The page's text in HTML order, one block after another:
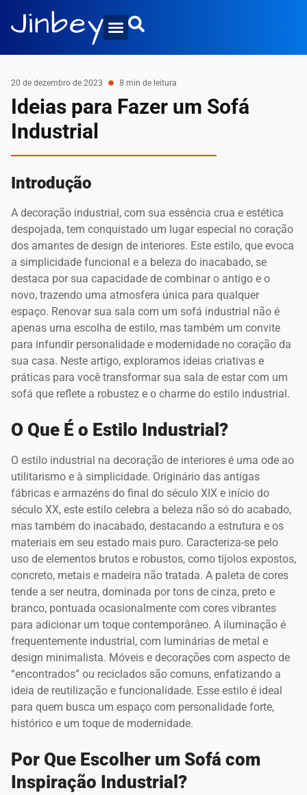
20 de dezembro de 2023 8 min de leitura
Ideias para Fazer um Sofá
Industrial
Introdução
A decoração industrial, com sua essência crua e estética
despojada, tem conquistado um lugar especial no coração
dos amantes de design de interiores. Este estilo, que evoca
a simplicidade funcional e a beleza do inacabado, se
destaca por sua capacidade de combinar o antigo e o
novo, trazendo uma atmosfera única para qualquer
espaço. Renovar sua sala com um sofá industrial não é
apenas uma escolha de estilo, mas também um convite
para infundir personalidade e modernidade no coração da
sua casa. Neste artigo, exploramos ideias criativas e
práticas para você transformar sua sala de estar com um
sofá que reflete a robustez e o charme do estilo industrial.
O Que É o Estilo Industrial?
O estilo industrial na decoração de interiores é uma ode ao
utilitarismo e à simplicidade. Originário das antigas
fábricas e armazéns do final do século XIX e início do
século XX, este estilo celebra a beleza não só do acabado,
mas também do inacabado, destacando a estrutura e os
materiais em seu estado mais puro. Caracteriza-se pelo
uso de elementos brutos e robustos, como tijolos expostos,
concreto, metais e madeira não tratada. A paleta de cores
tende a ser neutra, dominada por tons de cinza, preto e
branco, pontuada ocasionalmente com cores vibrantes
para adicionar um toque contemporâneo. A iluminação é
frequentemente industrial, com luminárias de metal e
design minimalista. Móveis e decorações com aspecto de
“encontrados” ou reciclados são comuns, enfatizando a
ideia de reutilização e funcionalidade. Esse estilo é ideal
para quem busca um espaço com personalidade forte,
histórico e um toque de modernidade.
Por Que Escolher um Sofá com
Inspiração Industrial?